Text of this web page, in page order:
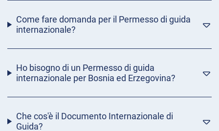
Come fare domanda per il Permesso di guida
internazionale?
Ho bisogno di un Permesso di guida
internazionale per Bosnia ed Erzegovina?
Che cos'è il Documento Internazionale di
Guida?